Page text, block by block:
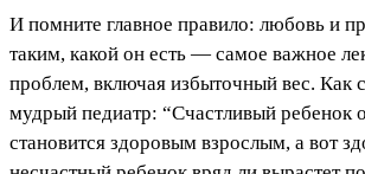
И помните главное правило: любовь и
таким, какой он есть — самое важное
проблем, включая избыточный вес. Как
мудрый педиатр: “Счастливый ребенок
становится здоровым взрослым, а вот